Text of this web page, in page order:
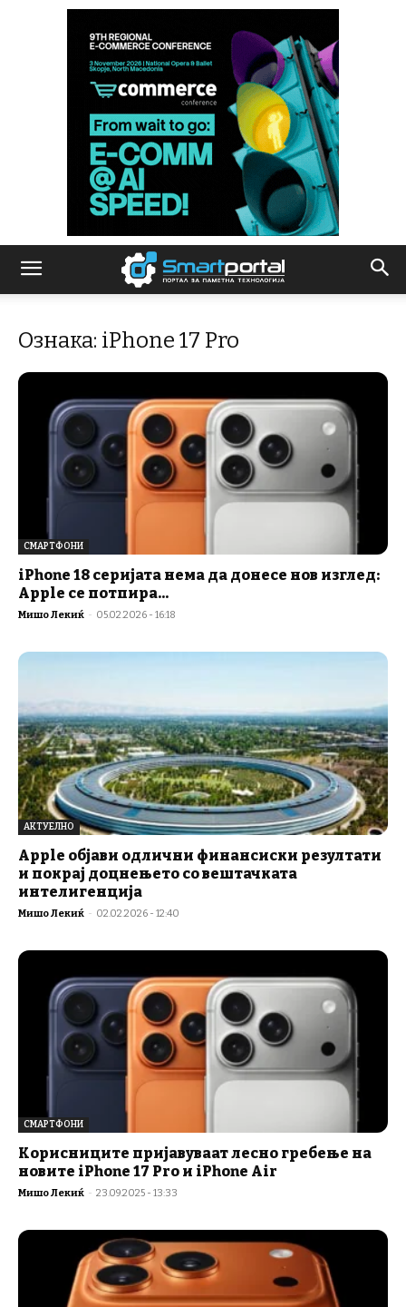
Ознака: iPhone 17 Pro
СМАРТФОНИ
iPhone 18 серијата нема да донесе нов изглед:
Apple се потпира...
Мишо Лекиќ - 05.02.2026 - 16:18
АКТУЕЛНО
Apple објави одлични финансиски резултати
и покрај доцнењето со вештачката
интелигенција
Мишо Лекиќ - 02.02.2026 - 12:40
СМАРТФОНИ
Корисниците пријавуваат лесно гребење на
новите iPhone 17 Pro и iPhone Air
Мишо Лекиќ - 23.09.2025 - 13:33